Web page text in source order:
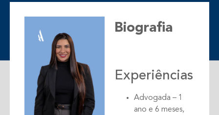
Biografia
Experiências
Advogada – 1
ano e 6 meses,